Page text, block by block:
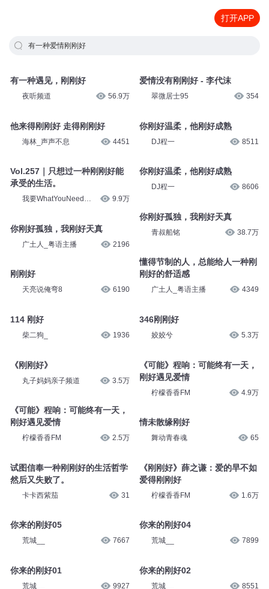
打开APP
有一种爱情刚刚好
有一种遇见，刚刚好
夜听频道 56.9万
他来得刚刚好 走得刚刚好
海林_声声不息 4451
Vol.257｜只想过一种刚刚好能
承受的生活。
我要WhatYouNeed播
9.9万
你刚好孤独，我刚好天真
广土人_粤语主播 2196
刚刚好
天亮说俺弯8 6190
114 刚好
柴二狗_ 1936
《刚刚好》
丸子妈妈亲子频道 3.5万
《可能》程响：可能终有一天，
刚好遇见爱情
柠檬香香FM 2.5万
试图信奉一种刚刚好的生活哲学
然后又失败了。
卡卡西紫茄 31
你来的刚好05
荒城__ 7667
你来的刚好01
荒城__ 9927
爱情没有刚刚好 - 李代沫
翠微居士95 354
你刚好温柔，他刚好成熟
DJ程一 8511
你刚好温柔，他刚好成熟
DJ程一 8606
你刚好孤独，我刚好天真
青叔船铭 38.7万
懂得节制的人，总能给人一种刚
刚好的舒适感
广土人_粤语主播 4349
346刚刚好
姣姣兮 5.3万
《可能》程响：可能终有一天，
刚好遇见爱情
柠檬香香FM 4.9万
情未散缘刚好
舞动青春魂 65
《刚刚好》薛之谦：爱的早不如
爱得刚刚好
柠檬香香FM 1.6万
你来的刚好04
荒城__ 7899
你来的刚好02
荒城__ 8551